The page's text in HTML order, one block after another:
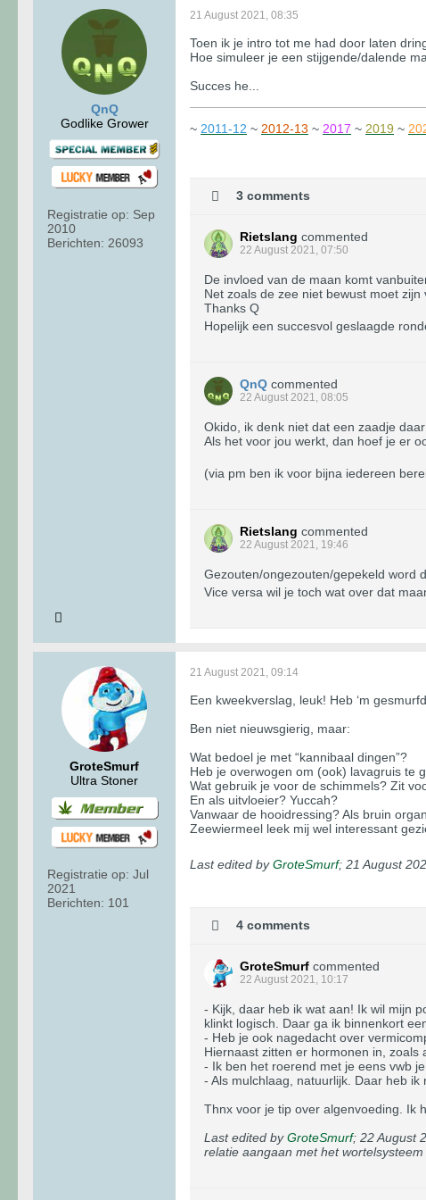
QnQ
Godlike Grower
Registratie op: Sep
2010
Berichten: 26093
21 August 2021, 08:35
Toen ik je intro tot me had door laten
Hoe simuleer je een stijgende/dalende
Succes he...
~ 2011-12 ~ 2012-13 ~ 2017 ~ 2019 ~
3 comments
Rietslang commented
22 August 2021, 07:50
De invloed van de maan komt
Net zoals de zee niet bewust moet
Thanks Q
Hopelijk een succesvol geslaagde
QnQ commented
22 August 2021, 08:05
Okido, ik denk niet dat een zaadje
Als het voor jou werkt, dan hoef je er
(via pm ben ik voor bijna iedereen
Rietslang commented
22 August 2021, 19:46
Gezouten/ongezouten/gepekeld word
Vice versa wil je toch wat over dat
GroteSmurf
Ultra Stoner
Registratie op: Jul
2021
Berichten: 101
21 August 2021, 09:14
Een kweekverslag, leuk! Heb ‘m
Ben niet nieuwsgierig, maar:
Wat bedoel je met “kannibaal dingen”?
Heb je overwogen om (ook) lavagruis te
Wat gebruik je voor de schimmels? Zit
En als uitvloeier? Yuccah?
Vanwaar de hooidressing? Als bruin
Zeewiermeel leek mij wel interessant
Last edited byGroteSmurf; 21 August
4 comments
GroteSmurf commented
22 August 2021, 10:17
- Kijk, daar heb ik wat aan! Ik wil mijn
klinkt logisch. Daar ga ik binnenkort
- Heb je ook nagedacht over
Hiernaast zitten er hormonen in, zoals
- Ik ben het roerend met je eens vwb
- Als mulchlaag, natuurlijk. Daar heb
Thnx voor je tip over algenvoeding. Ik
Last edited byGroteSmurf; 22 August
relatie aangaan met het